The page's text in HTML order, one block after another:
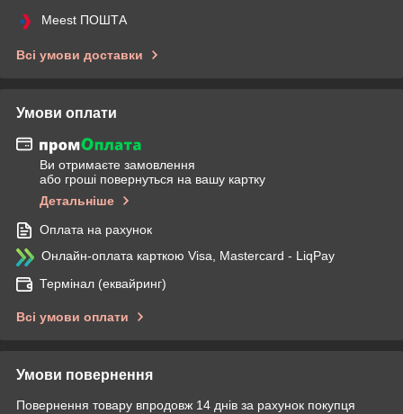
Meest ПОШТА
Всі умови доставки
Умови оплати
Ви отримаєте замовлення
або гроші повернуться на вашу картку
Детальніше
Оплата на рахунок
Онлайн-оплата карткою Visa, Mastercard - LiqPay
Термінал (еквайринг)
Всі умови оплати
Умови повернення
Повернення товару впродовж 14 днів за рахунок покупця